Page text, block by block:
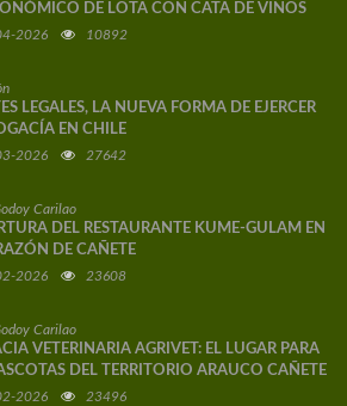
DE LOTA CON CATA DE VINOS
2026 10892
LEGALES, LA NUEVA FORMA DE EJERCER
EN CHILE
2026 27642
Carilao
DEL RESTAURANTE KUME-GULAM EN
DE CAÑETE
2026 23608
Carilao
VETERINARIA AGRIVET: EL LUGAR PARA
DEL TERRITORIO ARAUCO CAÑETE
2026 23496